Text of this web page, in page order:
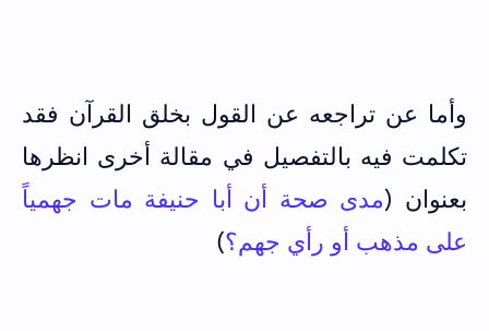
وأما عن تراجعه عن القول بخلق القرآن فقد
تكلمت فيه بالتفصيل في مقالة أخرى انظرها
بعنوان (مدى صحة أن أبا حنيفة مات جهمياً
على مذهب أو رأي جهم؟)